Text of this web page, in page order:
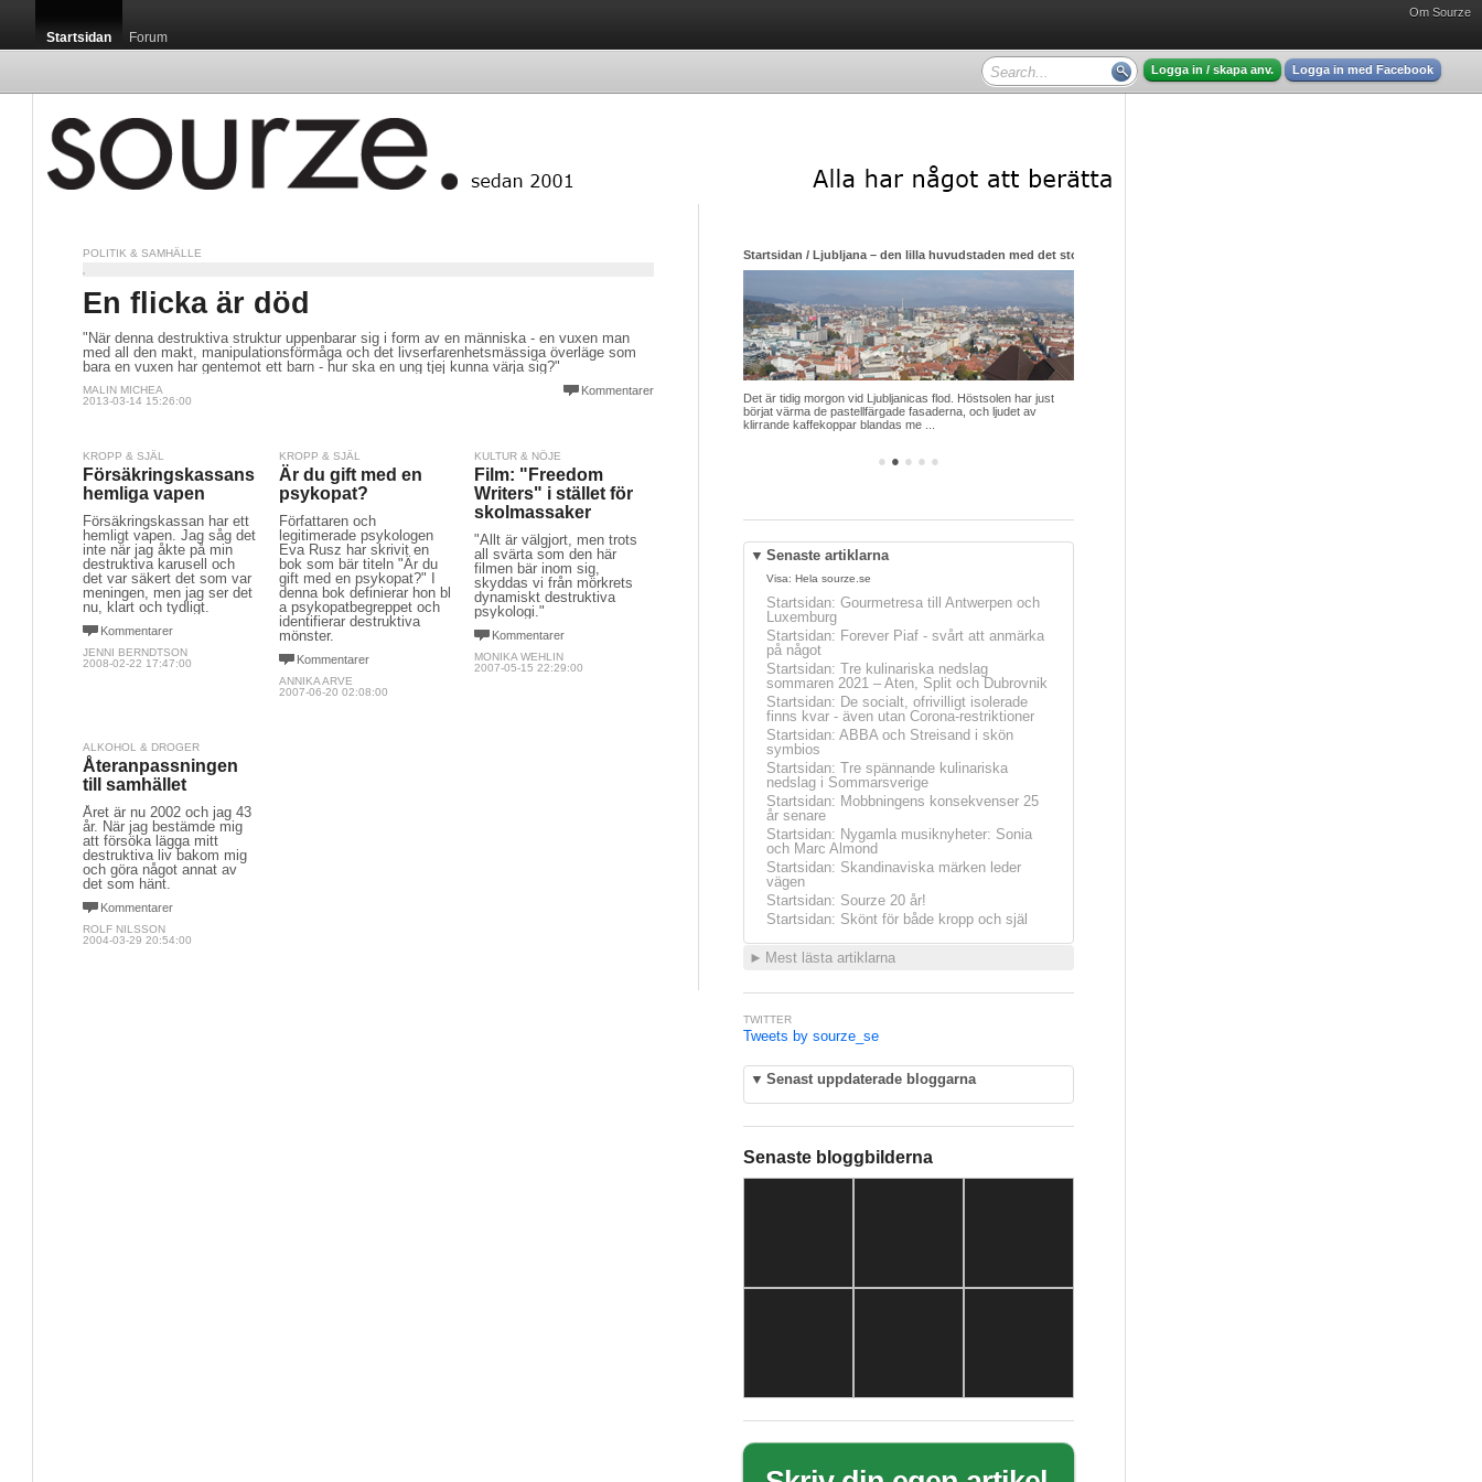
Om Sourze
Startsidan Forum
Logga in / skapa anv. Logga in med Facebook
POLITIK & SAMHÄLLE
En flicka är död
"När denna destruktiva struktur uppenbarar sig i form av en människa - en vuxen man
med all den makt, manipulationsförmåga och det livserfarenhetsmässiga överläge som
bara en vuxen har gentemot ett barn - hur ska en ung tjej kunna värja sig?"
Kommentarer
MALIN MICHEA
2013-03-14 15:26:00
KROPP & SJÄL
Försäkringskassans
hemliga vapen
Försäkringskassan har ett
hemligt vapen. Jag såg det
inte när jag åkte på min
destruktiva karusell och
det var säkert det som var
meningen, men jag ser det
nu, klart och tydligt.
Kommentarer
JENNI BERNDTSON
2008-02-22 17:47:00
KROPP & SJÄL
Är du gift med en
psykopat?
Författaren och
legitimerade psykologen
Eva Rusz har skrivit en
bok som bär titeln "Är du
gift med en psykopat?" I
denna bok definierar hon bl
a psykopatbegreppet och
identifierar destruktiva
mönster.
Kommentarer
ANNIKA ARVE
2007-06-20 02:08:00
KULTUR & NÖJE
Film: "Freedom
Writers" i stället för
skolmassaker
"Allt är välgjort, men trots
all svärta som den här
filmen bär inom sig,
skyddas vi från mörkrets
dynamiskt destruktiva
psykologi."
Kommentarer
MONIKA WEHLIN
2007-05-15 22:29:00
ALKOHOL & DROGER
Återanpassningen
till samhället
Året är nu 2002 och jag 43
år. När jag bestämde mig
att försöka lägga mitt
destruktiva liv bakom mig
och göra något annat av
det som hänt.
Kommentarer
ROLF NILSSON
2004-03-29 20:54:00
● ● ● ● ●
Startsidan / Ljubljana – den lilla huvudstaden med det stora hjärtat
Det är tidig morgon vid Ljubljanicas flod. Höstsolen har just
börjat värma de pastellfärgade fasaderna, och ljudet av
klirrande kaffekoppar blandas me ...
▼ Senaste artiklarna
Visa: Hela sourze.se
Startsidan: Gourmetresa till Antwerpen och
Luxemburg
Startsidan: Forever Piaf - svårt att anmärka
på något
Startsidan: Tre kulinariska nedslag
sommaren 2021 – Aten, Split och Dubrovnik
Startsidan: De socialt, ofrivilligt isolerade
finns kvar - även utan Corona-restriktioner
Startsidan: ABBA och Streisand i skön
symbios
Startsidan: Tre spännande kulinariska
nedslag i Sommarsverige
Startsidan: Mobbningens konsekvenser 25
år senare
Startsidan: Nygamla musiknyheter: Sonia
och Marc Almond
Startsidan: Skandinaviska märken leder
vägen
Startsidan: Sourze 20 år!
Startsidan: Skönt för både kropp och själ
► Mest lästa artiklarna
TWITTER
Tweets by sourze_se
▼ Senast uppdaterade bloggarna
Senaste bloggbilderna